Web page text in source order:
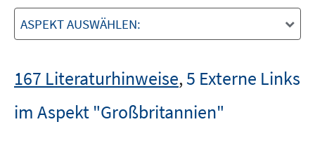
ASPEKT AUSWÄHLEN:
167 Literaturhinweise,5 Externe Links
im Aspekt "Großbritannien"